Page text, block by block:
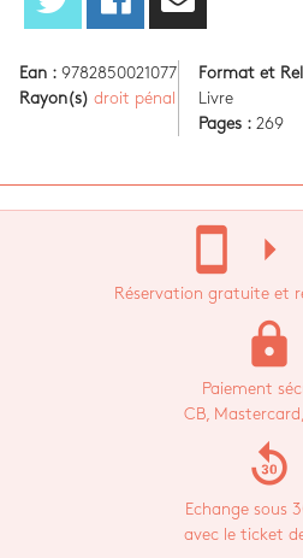
Ean : 9782850021077
Rayon(s) droit pénal
Format et
Livre
Pages : 269
stay_current_portrait arrow_right
Réservation gratuite et
lock
Paiement
CB,
replay_30
Echange sous
avec le ticket